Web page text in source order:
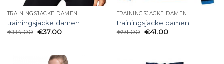
TRAININGSJACKE DAMEN
trainingsjacke damen
€84.00 €37.00
TRAININGSJACKE DAMEN
trainingsjacke damen
€91.00 €41.00